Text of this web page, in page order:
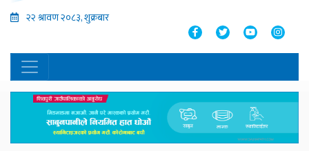
२२ श्रावण २०८३, शुक्रबार